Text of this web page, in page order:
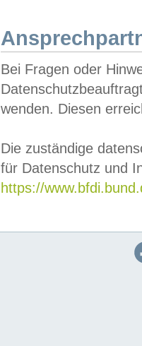
Bei Fragen oder
wenden. Diesen
Die zuständige
für Datenschutz und
https://